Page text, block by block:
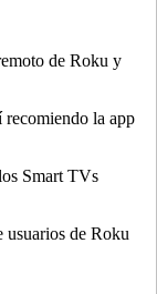
de Roku y
recomiendo la app
Smart TVs
usuarios de Roku